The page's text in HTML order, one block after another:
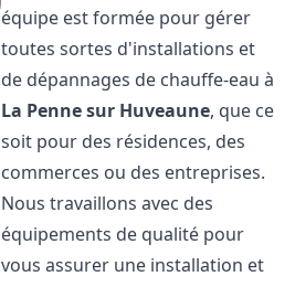
équipe est formée pour gérer
toutes sortes d'installations et
de dépannages de chauffe-eau à
La Penne sur Huveaune, que ce
soit pour des résidences, des
commerces ou des entreprises.
Nous travaillons avec des
équipements de qualité pour
vous assurer une installation et